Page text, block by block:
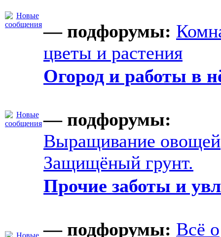
— подфорумы:
цветы и растения
Огород и работы в
— подфорумы:
Выращивание овощей
Защищёный грунт.
Прочие заботы и
— подфорумы: Всё о